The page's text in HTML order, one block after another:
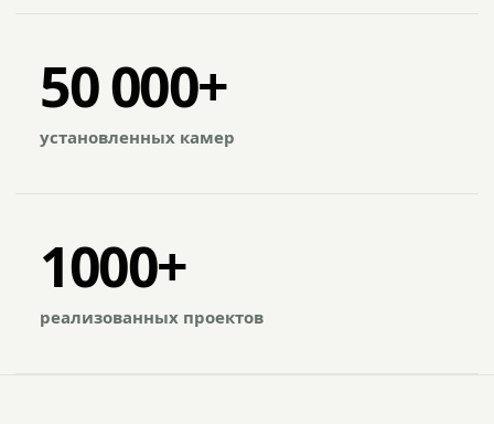
50 000+
установленных камер
1000+
реализованных проектов